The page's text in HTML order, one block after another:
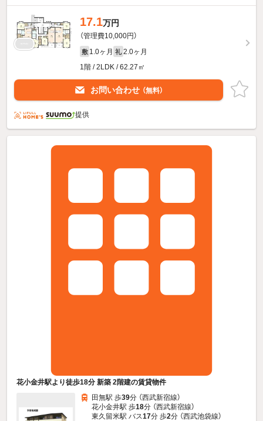
17.1万円
（管理費10,000円）
敷 1.0ヶ月 礼 2.0ヶ月
1階 / 2LDK / 62.27㎡
お問い合わせ （無料）
提供
花小金井駅より徒歩18分 新築 2階建の賃貸物件
田無駅 歩39分 （西武新宿線）
花小金井駅 歩18分 （西武新宿線）
東久留米駅 バス17分 歩2分 （西武池袋線）